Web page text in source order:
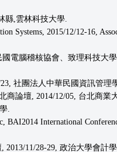
縣,雲林科技大學.
Systems, 2015/12/12-16,
電腦稽核協會、致理科技大
社團法人中華民國資訊管理
論壇, 2014/12/05, 台北商業
.
International
11/28-29, 政治大學會計